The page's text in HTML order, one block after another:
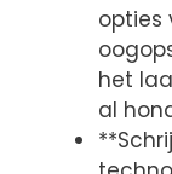
opties
het
al